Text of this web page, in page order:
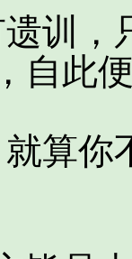
，
自此
你